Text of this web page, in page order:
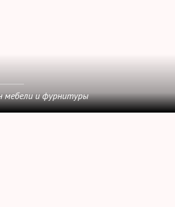
мебели и фурнитуры